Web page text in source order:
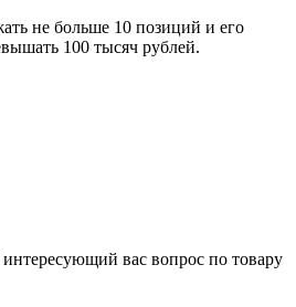
не больше 10 позиций и его
100 тысяч рублей.
вас вопрос по товару